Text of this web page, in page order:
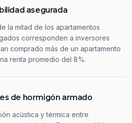
asegurada
la mitad de los apartamentos
corresponden a inversores
comprado más de un apartamento
renta promedio del 8%.
de hormigón armado
acústica y térmica entre